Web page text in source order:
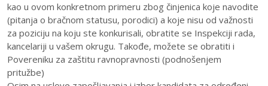
kao u ovom konkretnom primeru zbog činjenica koje navodite
(pitanja o bračnom statusu, porodici) a koje nisu od važnosti
za poziciju na koju ste konkurisali, obratite se Inspekciji rada,
kancelariji u vašem okrugu. Takođe, možete se obratiti i
Povereniku za zaštitu ravnopravnosti (podnošenjem
pritužbe)